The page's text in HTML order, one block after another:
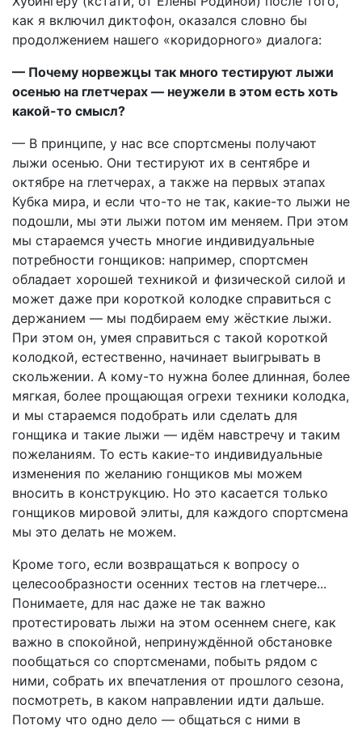
как я включил диктофон, оказался словно бы
продолжением нашего «коридорного» диалога:
— Почему норвежцы так много тестируют лыжи
осенью на глетчерах — неужели в этом есть хоть
какой-то смысл?
— В принципе, у нас все спортсмены получают
лыжи осенью. Они тестируют их в сентябре и
октябре на глетчерах, а также на первых этапах
Кубка мира, и если что-то не так, какие-то лыжи не
подошли, мы эти лыжи потом им меняем. При этом
мы стараемся учесть многие индивидуальные
потребности гонщиков: например, спортсмен
обладает хорошей техникой и физической силой и
может даже при короткой колодке справиться с
держанием — мы подбираем ему жёсткие лыжи.
При этом он, умея справиться с такой короткой
колодкой, естественно, начинает выигрывать в
скольжении. А кому-то нужна более длинная, более
мягкая, более прощающая огрехи техники колодка,
и мы стараемся подобрать или сделать для
гонщика и такие лыжи — идём навстречу и таким
пожеланиям. То есть какие-то индивидуальные
изменения по желанию гонщиков мы можем
вносить в конструкцию. Но это касается только
гонщиков мировой элиты, для каждого спортсмена
мы это делать не можем.
Кроме того, если возвращаться к вопросу о
целесообразности осенних тестов на глетчере...
Понимаете, для нас даже не так важно
протестировать лыжи на этом осеннем снеге, как
важно в спокойной, непринуждённой обстановке
пообщаться со спортсменами, побыть рядом с
ними, собрать их впечатления от прошлого сезона,
посмотреть, в каком направлении идти дальше.
Потому что одно дело — общаться с ними в